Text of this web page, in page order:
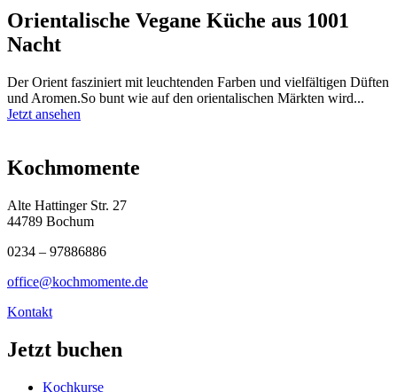
Orientalische Vegane Küche aus 1001
Nacht
Der Orient fasziniert mit leuchtenden Farben und vielfältigen Düften
und Aromen.So bunt wie auf den orientalischen Märkten wird...
Jetzt ansehen
Kochmomente
Alte Hattinger Str. 27
44789 Bochum
0234 – 97886886
office@kochmomente.de
Kontakt
Jetzt buchen
Kochkurse